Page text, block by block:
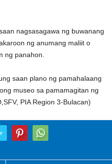
nagsasagawa ng buwanang
ng anumang maliit o
ng panahon.
saan plano ng pamahalaang
museo sa pamamagitan ng
PIA Region 3-Bulacan)